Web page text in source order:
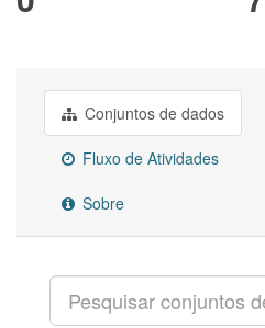
Conjuntos de dados
Fluxo de Atividades
Sobre